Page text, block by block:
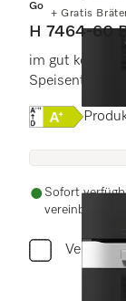
+ Gratis
Gold
H 7464-60
im gut
Sofort
vereinbart.